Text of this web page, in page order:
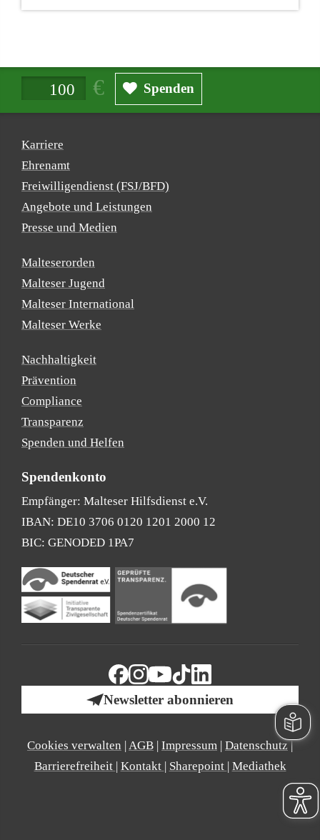
Spendenbetrag in Euro Spenden
Karriere
Ehrenamt
Freiwilligendienst (FSJ/BFD)
Angebote und Leistungen
Presse und Medien
Malteserorden
Malteser Jugend
Malteser International
Malteser Werke
Nachhaltigkeit
Prävention
Compliance
Transparenz
Spenden und Helfen
Spendenkonto
Empfänger: Malteser Hilfsdienst e.V.
IBAN: DE10 3706 0120 1201 2000 12
BIC: GENODED 1PA7
Newsletter abonnieren
Cookies verwalten AGB Impressum Datenschutz|
Barrierefreiheit Kontakt Sharepoint Mediathek